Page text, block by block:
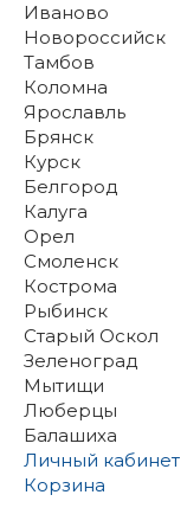
Иваново
Новороссийск
Тамбов
Коломна
Ярославль
Брянск
Курск
Белгород
Калуга
Орел
Смоленск
Кострома
Рыбинск
Старый Оскол
Зеленоград
Мытищи
Люберцы
Балашиха
Личный кабинет
Корзина